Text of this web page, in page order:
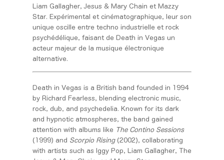
Liam Gallagher, Jesus & Mary Chain et Mazzy
Star. Expérimental et cinématographique, leur son
unique oscille entre techno industrielle et rock
psychédélique, faisant de Death in Vegas un
acteur majeur de la musique électronique
alternative.
Death in Vegas is a British band founded in 1994
by Richard Fearless, blending electronic music,
rock, dub, and psychedelia. Known for its dark
and hypnotic atmospheres, the band gained
attention with albums like
The Contino Sessions
(1999) and Scorpio Rising(2002), collaborating
with artists such as Iggy Pop, Liam Gallagher, The